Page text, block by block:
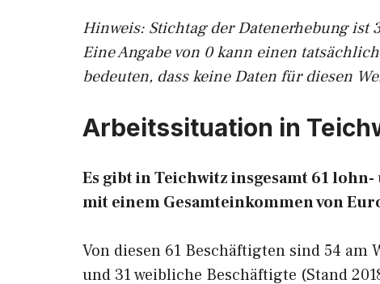
Hinweis: Stichtag der Datenerhebung ist
Eine Angabe von 0 kann einen
bedeuten, dass keine Daten für diesen
Arbeitssituation in
Es gibt in Teichwitz insgesamt 61
mit einem Gesamteinkommen von
Von diesen 61 Beschäftigten sind 54
und 31 weibliche Beschäftigte (Stand